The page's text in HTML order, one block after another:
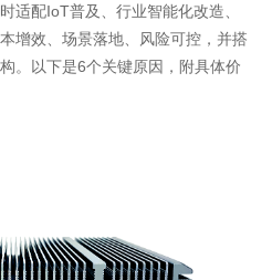
适配IoT普及、行业智能化改造、
增效、场景落地、风险可控，并搭
。以下是6个关键原因，附具体价